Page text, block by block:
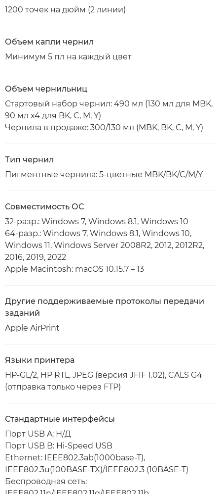
1200 точек на дюйм (2 линии)
Объем капли чернил
Минимум 5 пл на каждый цвет
Объем чернильниц
Стартовый набор чернил: 490 мл (130 мл для MBK,
90 мл x4 для BK, C, M, Y)
Чернила в продаже: 300/130 мл (MBK, BK, C, M, Y)
Тип чернил
Пигментные чернила: 5-цветные MBK/BK/C/M/Y
Совместимость ОС
32-разр.: Windows 7, Windows 8.1, Windows 10
64-разр.: Windows 7, Windows 8.1, Windows 10,
Windows 11, Windows Server 2008R2, 2012, 2012R2,
2016, 2019, 2022
Apple Macintosh: macOS 10.15.7 – 13
Другие поддерживаемые протоколы передачи
заданий
Apple AirPrint
Языки принтера
HP-GL/2, HP RTL, JPEG (версия JFIF 1.02), CALS G4
(отправка только через FTP)
Стандартные интерфейсы
Порт USB A: Н/Д
Порт USB B: Hi-Speed USB
Ethernet: IEEE802.3ab(1000base-T),
IEEE802.3u(100BASE-TX)/IEEE802.3 (10BASE-T)
Беспроводная сеть: